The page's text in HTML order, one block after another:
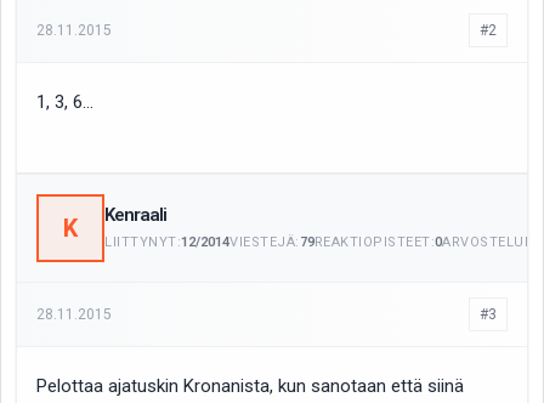
28.11.2015 #2
1, 3, 6...
K Kenraali
LIITTYNYT:12/2014VIESTEJÄ: 79REAKTIOPISTEET:0
28.11.2015 #3
Pelottaa ajatuskin Kronanista, kun sanotaan että siinä